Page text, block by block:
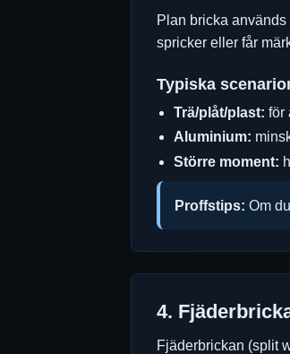
Plan bricka används
spricker eller får
Typiska
Trä/plåt/plast: för
Aluminium:
Större moment:
Proffstips: Om
4.
Fjäderbrickan (split